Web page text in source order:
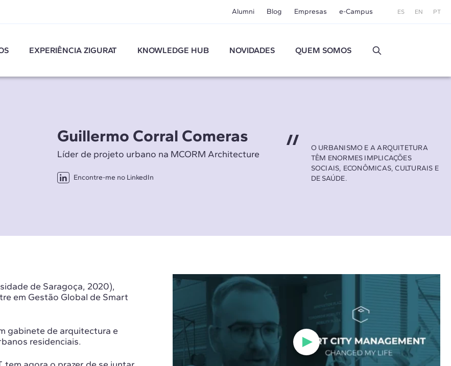
Alumni Blog Empresas e-Campus ES EN PT
EXPERIÊNCIA ZIGURAT KNOWLEDGE HUB NOVIDADES QUEM SOMOS
Guillermo Corral Comeras
Líder de projeto urbano na MCORM Architecture
Encontre-me no LinkedIn
O URBANISMO E A ARQUITETURA
TÊM ENORMES IMPLICAÇÕES
SOCIAIS, ECONÔMICAS, CULTURAIS E
DE SAÚDE.
de Saragoça, 2020),
em Gestão Global de Smart
gabinete de arquitectura e
residenciais.